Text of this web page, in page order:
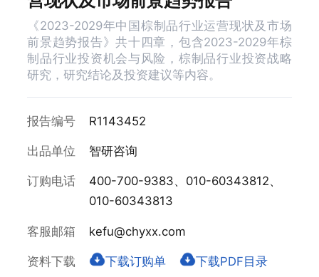
《2023-2029年中国棕制品行业运营现状及市场
前景趋势报告》共十四章，包含2023-2029年棕
制品行业投资机会与风险，棕制品行业投资战略
研究，研究结论及投资建议等内容。
报告编号 R1143452
出品单位 智研咨询
订购电话
400-700-9383、010-60343812、
010-60343813
客服邮箱 kefu@chyxx.com
资料下载 下载订购单 下载PDF目录